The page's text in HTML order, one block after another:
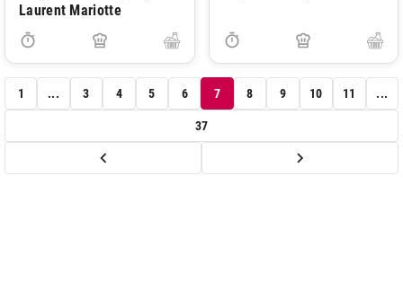
Laurent Mariotte
1 ... 3 4 5 6 7 8 9 10 11 ...
37